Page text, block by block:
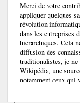
Merci de votre
appliquer quelques
révolution
dans les entreprises
hiérarchiques. Cela
diffusion des
traditionalistes, je ne
Wikipédia, une
notamment ceux qui